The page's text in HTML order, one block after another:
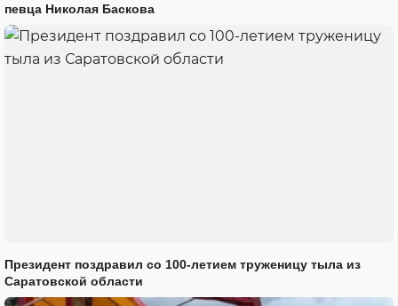
певца Николая Баскова
Президент поздравил со 100-летием труженицу тыла из
Саратовской области